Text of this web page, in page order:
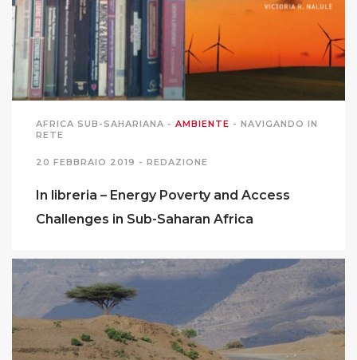
MIGRAZIONI
POVERTÀ
SALUTE
EDITORIALI
PUNTI DI VISTA
SGUARDI E VOCI
MONDO IN CIFRE
NAVIGANDO IN RETE
AFRICA SUB-SAHARIANA - AMBIENTE - NAVIGANDO IN
RETE
20 FEBBRAIO 2019 - REDAZIONE
In libreria – Energy Poverty and Access
Challenges in Sub-Saharan Africa